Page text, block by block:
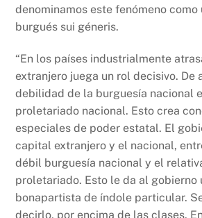
denominamos este fenómeno
burgués sui géneris.
“En los países industrialmente
extranjero juega un rol decisivo. De
debilidad de la burguesía nacional
proletariado nacional. Esto crea
especiales de poder estatal. El
capital extranjero y el nacional,
débil burguesía nacional y el
proletariado. Esto le da al gobierno
bonapartista de índole particular.
decirlo, por encima de las clases.